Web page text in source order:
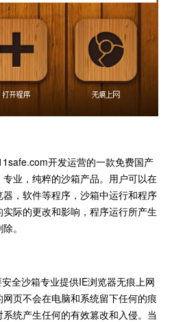
开发运营的一款免费国产
业，纯粹的沙箱产品。用户可以在
，软件等程序，沙箱中运行和程序
际的更改和影响，程序运行所产生
。
全沙箱专业提供IE浏览器无痕上网
页不会在电脑和系统留下任何的痕
统产生任何的有效篡改和入侵。当